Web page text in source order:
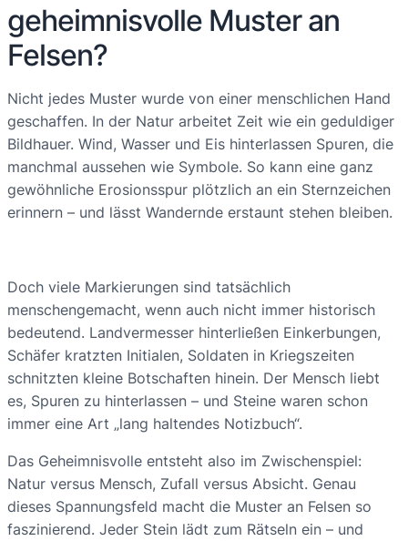
geheimnisvolle Muster an
Felsen?
Nicht jedes Muster wurde von einer menschlichen Hand
geschaffen. In der Natur arbeitet Zeit wie ein geduldiger
Bildhauer. Wind, Wasser und Eis hinterlassen Spuren, die
manchmal aussehen wie Symbole. So kann eine ganz
gewöhnliche Erosionsspur plötzlich an ein Sternzeichen
erinnern – und lässt Wandernde erstaunt stehen bleiben.
Doch viele Markierungen sind tatsächlich
menschengemacht, wenn auch nicht immer historisch
bedeutend. Landvermesser hinterließen Einkerbungen,
Schäfer kratzten Initialen, Soldaten in Kriegszeiten
schnitzten kleine Botschaften hinein. Der Mensch liebt
es, Spuren zu hinterlassen – und Steine waren schon
immer eine Art „lang haltendes Notizbuch“.
Das Geheimnisvolle entsteht also im Zwischenspiel:
Natur versus Mensch, Zufall versus Absicht. Genau
dieses Spannungsfeld macht die Muster an Felsen so
faszinierend. Jeder Stein lädt zum Rätseln ein – und